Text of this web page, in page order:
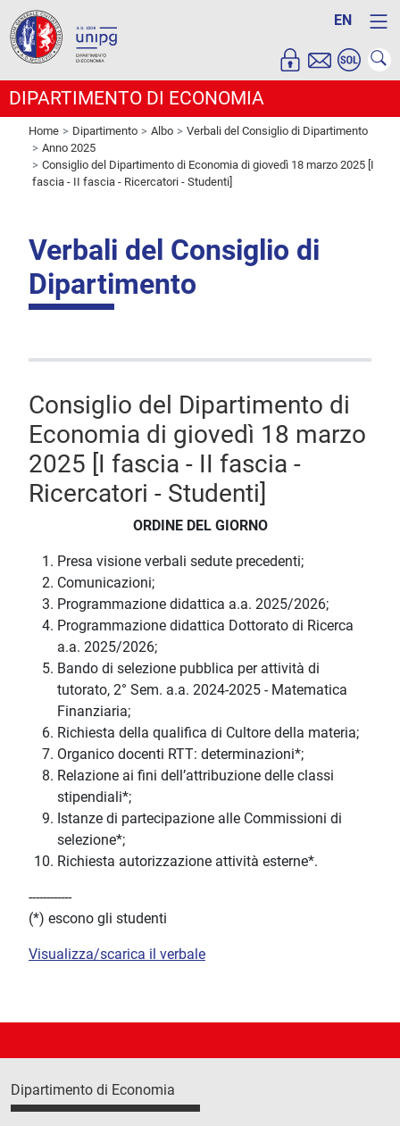
EN
DIPARTIMENTO DI ECONOMIA
Home Dipartimento Albo
Verbali del Consiglio di Dipartimento
Anno 2025
Consiglio del Dipartimento di Economia di giovedì 18 marzo 2025 [I
fascia - II fascia - Ricercatori - Studenti]
Verbali del Consiglio di
Dipartimento
Consiglio del Dipartimento di
Economia di giovedì 18 marzo
2025 [I fascia - II fascia -
Ricercatori - Studenti]
ORDINE DEL GIORNO
Presa visione verbali sedute precedenti;
Comunicazioni;
Programmazione didattica a.a. 2025/2026;
Programmazione didattica Dottorato di Ricerca
a.a. 2025/2026;
Bando di selezione pubblica per attività di
tutorato, 2° Sem. a.a. 2024-2025 - Matematica
Finanziaria;
Richiesta della qualifica di Cultore della materia;
Organico docenti RTT: determinazioni*;
Relazione ai fini dell’attribuzione delle classi
stipendiali*;
Istanze di partecipazione alle Commissioni di
selezione*;
Richiesta autorizzazione attività esterne*.
------------
(*) escono gli studenti
Visualizza/scarica il verbale
Dipartimento di Economia